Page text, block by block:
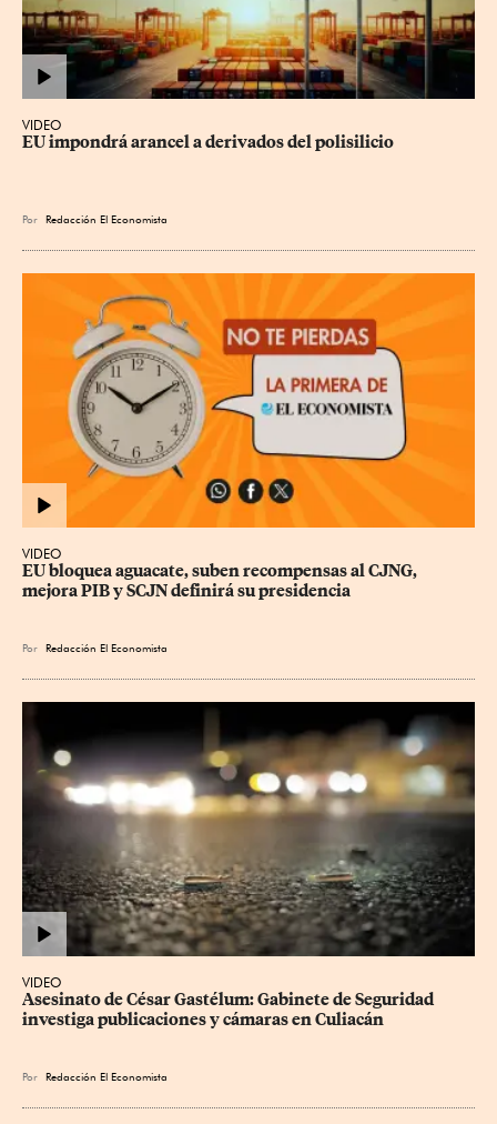
VIDEO
EU impondrá arancel a derivados del polisilicio
Por Redacción El Economista
VIDEO
EU bloquea aguacate, suben recompensas al CJNG,
mejora PIB y SCJN definirá su presidencia
Por Redacción El Economista
VIDEO
Asesinato de César Gastélum: Gabinete de Seguridad
investiga publicaciones y cámaras en Culiacán
Por Redacción El Economista